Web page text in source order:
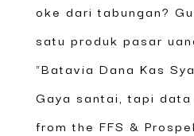
oke dari tabungan?
satu produk pasar
“Batavia Dana Kas
Gaya santai, tapi
from the FFS &